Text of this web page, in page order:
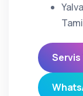
Servis